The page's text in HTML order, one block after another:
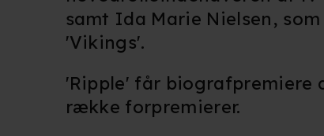
samt Ida Marie Nielsen,
'Vikings'.
'Ripple' får biografpremiere
række forpremierer.